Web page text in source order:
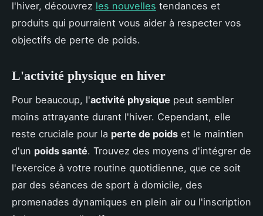
l'hiver, découvrez les nouvelles tendances et
produits qui pourraient vous aider à respecter vos
objectifs de perte de poids.
L'activité physique en hiver
Pour beaucoup, l'activité physique peut sembler
moins attrayante durant l'hiver. Cependant, elle
reste cruciale pour la perte de poids et le maintien
d'un poids santé. Trouvez des moyens d'intégrer de
l'exercice à votre routine quotidienne, que ce soit
par des séances de sport à domicile, des
promenades dynamiques en plein air ou l'inscription